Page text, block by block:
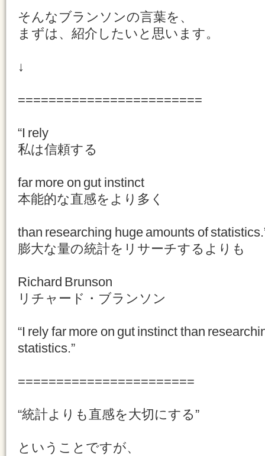
そんなブランソンの言葉を、
まずは、紹介したいと思います。
↓
========================
“I rely
私は信頼する
far more on gut instinct
本能的な直感をより多く
than researching huge amounts of
膨大な量の統計をリサーチするよりも
Richard Brunson
リチャード・ブランソン
“I rely far more on gut instinct than
statistics.”
=======================
“統計よりも直感を大切にする”
ということですが、